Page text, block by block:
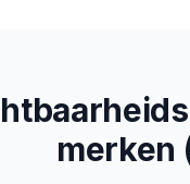
merken